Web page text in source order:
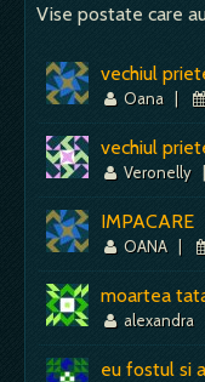
Vise postate care
vechiul
Oana |
vechiul
Veronelly
IMPACARE
OANA |
moartea
alexandra
eu fostul si